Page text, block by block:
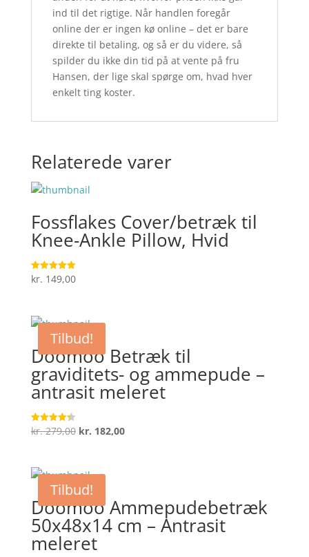
ind til det rigtige. Når handlen foregår
online der er ingen kø online – det er bare
direkte til betaling, og så er du videre, så
spilder du ikke din tid på at vente på fru
Hansen, der lige skal spørge om, hvad hver
enkelt ting koster.
Relaterede varer
Fossflakes Cover/betræk til
Knee-Ankle Pillow, Hvid
Vurderet
5
kr. 149,00
Tilbud!
Doomoo Betræk til
graviditets- og ammepude –
antrasit meleret
Vurderet
4.3
kr.279,00 Den
var:
kr. 279,00.
kr. 182,00Den
Tilbud!
Doomoo Ammepudebetræk
50x48x14 cm – Antrasit
meleret